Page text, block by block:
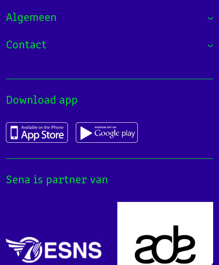
Algemeen
Contact
Download app
Sena is partner van